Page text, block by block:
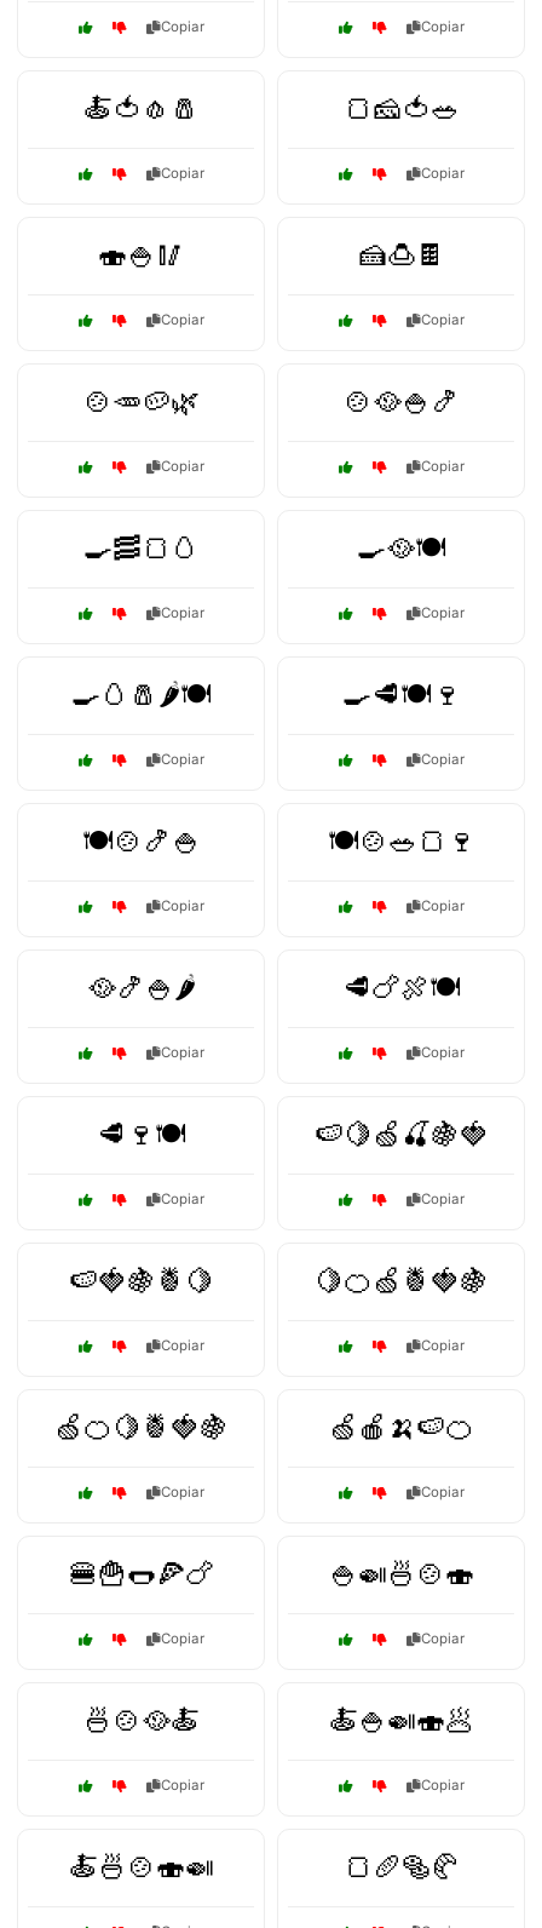
Copiar Copiar
🍝🍅🧄🧂
Copiar
🍞🧀🍅🥗
Copiar
🍣🍚🥢
Copiar
🍰🍮🍫
Copiar
🍲🥕🥔🌿
Copiar
🍲🥘🍚🍤
Copiar
🍳🥓🍞🥚
Copiar
🍳🥘🍽️
Copiar
🍳🥚🧂🌶️🍽️
Copiar
🍳🥩🍽️🍷
Copiar
🍽️🍲🍤🍚
Copiar
🍽️🍲🥗🍞🍷
Copiar
🥘🍤🍚🌶️
Copiar
🥩🍗🍖🍽️
Copiar
🥩🍷🍽️
Copiar
🍉🍋🍏🍒🍇🍓
Copiar
🍉🍓🍇🍍🍋
Copiar
🍋🍊🍏🍍🍓🍇
Copiar
🍏🍊🍋🍍🍓🍇
Copiar
🍏🍎🍌🍉🍊
Copiar
🍔🍟🌭🍕🍗
Copiar
🍚🍛🍜🍲🍣
Copiar
🍜🍲🥘🍝
Copiar
🍝🍚🍛🍣🥟
Copiar
🍝🍜🍲🍣🍛 🍞🥖🥯🥐